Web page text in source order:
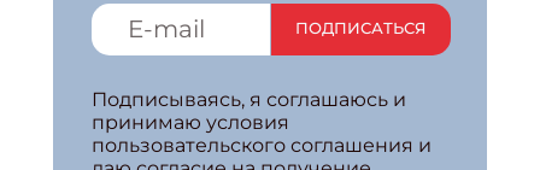
ПОДПИСАТЬСЯ
Подписываясь, я соглашаюсь и
принимаю условия
пользовательского соглашения и